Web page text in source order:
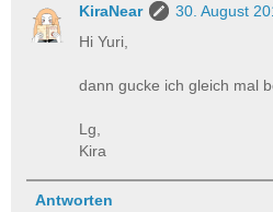
KiraNear
30. August
Hi Yuri,
dann gucke ich gleich mal
Lg,
Kira
Antworten